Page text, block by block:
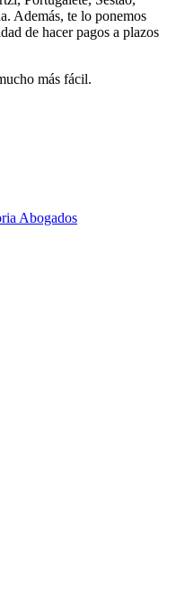
Además, te lo ponemos
de hacer pagos a plazos
más fácil.